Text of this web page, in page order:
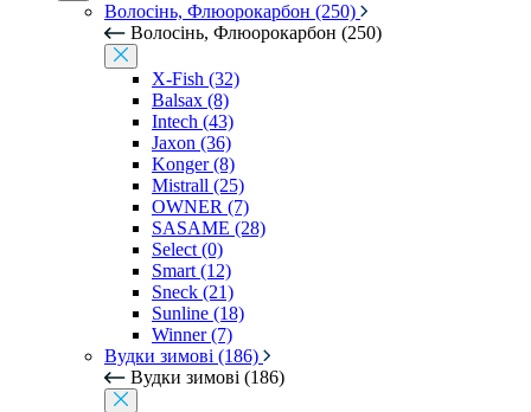
Волосінь, Флюорокарбон (250)
Волосінь, Флюорокарбон (250)
X-Fish (32)
Balsax (8)
Intech (43)
Jaxon (36)
Konger (8)
Mistrall (25)
OWNER (7)
SASAME (28)
Select (0)
Smart (12)
Sneck (21)
Sunline (18)
Winner (7)
Вудки зимові (186)
Вудки зимові (186)